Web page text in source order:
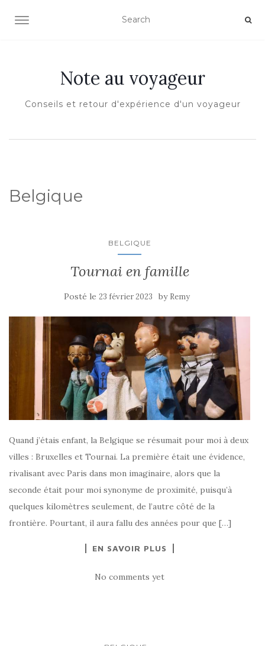
OUVRIR/FERMER LA NAVIGATION
Note au voyageur
Conseils et retour d'expérience d'un voyageur
Belgique
BELGIQUE
Tournai en famille
Posté le 23 février 2023 by Remy
Quand j’étais enfant, la Belgique se résumait pour moi à deux
villes : Bruxelles et Tournai. La première était une évidence,
rivalisant avec Paris dans mon imaginaire, alors que la
seconde était pour moi synonyme de proximité, puisqu’à
quelques kilomètres seulement, de l’autre côté de la
frontière. Pourtant, il aura fallu des années pour que […]
EN SAVOIR PLUS
No comments yet